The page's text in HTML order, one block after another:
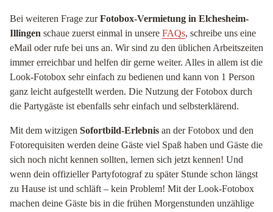
Bei weiteren Frage zurFotobox-Vermietung in Elchesheim-
Illingen schaue zuerst einmal in unsere FAQs, schreibe uns eine
eMail oder rufe bei uns an. Wir sind zu den üblichen Arbeitszeiten
immer erreichbar und helfen dir gerne weiter. Alles in allem ist die
Look-Fotobox sehr einfach zu bedienen und kann von 1 Person
ganz leicht aufgestellt werden. Die Nutzung der Fotobox durch
die Partygäste ist ebenfalls sehr einfach und selbsterklärend.
Mit dem witzigen Sofortbild-Erlebnis an der Fotobox und den
Fotorequisiten werden deine Gäste viel Spaß haben und Gäste die
sich noch nicht kennen sollten, lernen sich jetzt kennen! Und
wenn dein offizieller Partyfotograf zu später Stunde schon längst
zu Hause ist und schläft – kein Problem! Mit der Look-Fotobox
machen deine Gäste bis in die frühen Morgenstunden unzählige